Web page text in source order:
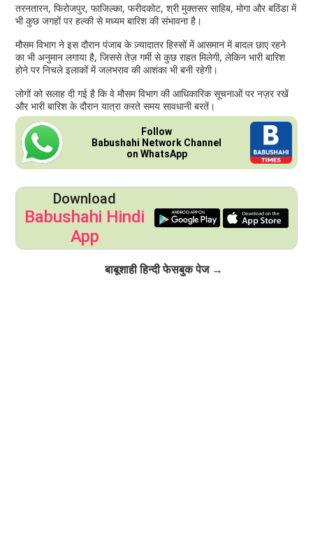
तरनतारन, फिरोजपुर, फाजिल्का, फरीदकोट, श्री मुक्तसर साहिब, मोगा और बठिंडा में
भी कुछ जगहों पर हल्की से मध्यम बारिश की संभावना है।
मौसम विभाग ने इस दौरान पंजाब के ज़्यादातर हिस्सों में आसमान में बादल छाए रहने
का भी अनुमान लगाया है, जिससे तेज़ गर्मी से कुछ राहत मिलेगी, लेकिन भारी बारिश
होने पर निचले इलाकों में जलभराव की आशंका भी बनी रहेगी।
लोगों को सलाह दी गई है कि वे मौसम विभाग की आधिकारिक सूचनाओं पर नज़र रखें
और भारी बारिश के दौरान यात्रा करते समय सावधानी बरतें।
Follow
Babushahi Network Channel
on WhatsApp
Download
Babushahi Hindi
App
बाबूशाही हिन्दी फेसबुक पेज →